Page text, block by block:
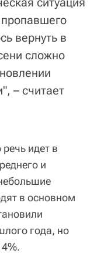
пропавшего
вернуть в
сложно
– считает
идет в
и
в основном
года, но